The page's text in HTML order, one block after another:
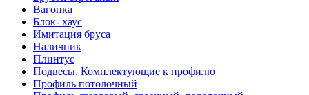
Вагонка
Блок- хаус
Имитация бруса
Наличник
Плинтус
Подвесы, Комплектующие к профилю
Профиль потолочный